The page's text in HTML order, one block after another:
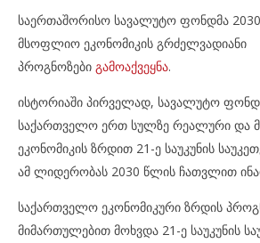
საერთაშორისო სავალუტო ფონდმა
მსოფლიო ეკონომიკის გრძელვადიანი
პროგნოზები გამოაქვეყნა.
ისტორიაში პირველად, სავალუტო
საქართველო ერთ სულზე რეალური და
ეკონომიკის ზრდით 21-ე საუკუნის
ამ ლიდერობას 2030 წლის ჩათვლით
საქართველო ეკონომიკური ზრდის
მიმართულებით მოხვდა 21-ე საუკუნის